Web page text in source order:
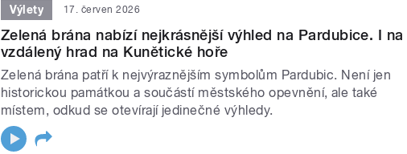
Výlety 17. červen 2026
Zelená brána nabízí nejkrásnější výhled na Pardubice. I na
vzdálený hrad na Kunětické hoře
Zelená brána patří k nejvýraznějším symbolům Pardubic. Není jen
historickou památkou a součástí městského opevnění, ale také
místem, odkud se otevírají jedinečné výhledy.